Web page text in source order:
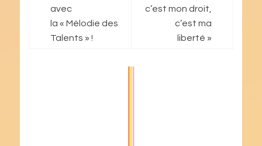
l’article
avec
la « Mélodie des
Talents » !
c’est mon droit,
c’est ma
liberté »